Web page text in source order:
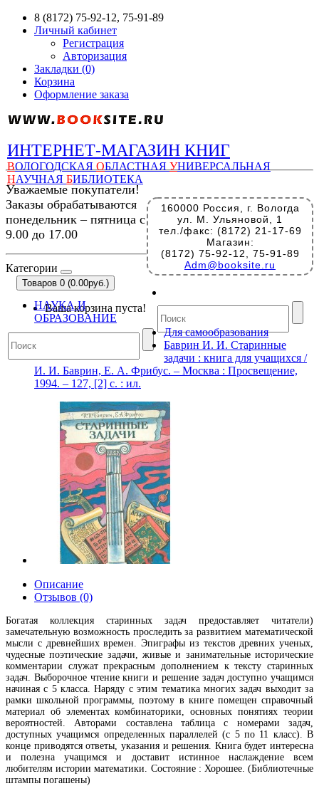
8 (8172) 75-92-12, 75-91-89
Личный кабинет
Регистрация
Авторизация
Закладки (0)
Корзина
Оформление заказа
ИНТЕРНЕТ-МАГАЗИН КНИГ
ВОЛОГОДСКАЯ ОБЛАСТНАЯ УНИВЕРСАЛЬНАЯ
НАУЧНАЯ БИБЛИОТЕКА
160000 Россия, г. Вологда
ул. М. Ульяновой, 1
тел./факс: (8172) 21-17-69
Магазин:
(8172) 75-92-12, 75-91-89
Adm@booksite.ru
Уважаемые покупатели!
Заказы обрабатываются
понедельник – пятница с
9.00 до 17.00
Категории
Товаров 0 (0.00руб.)
Ваша корзина пуста!
НАУКА И
ОБРАЗОВАНИЕ
Для самообразования
Баврин И. И. Старинные
задачи : книга для учащихся /
И. И. Баврин, Е. А. Фрибус. – Москва : Просвещение,
1994. – 127, [2] с. : ил.
Описание
Отзывов (0)
Богатая коллекция старинных задач предоставляет читатели)
замечательную возможность проследить за развитием математической
мысли с древнейших времен. Эпиграфы из текстов древних ученых,
чудесные поэтические задачи, живые и занимательные исторические
комментарии служат прекрасным дополнением к тексту старинных
задач. Выборочное чтение книги и решение задач доступно учащимся
начиная с 5 класса. Наряду с этим тематика многих задач выходит за
рамки школьной программы, поэтому в книге помещен справочный
материал об элементах комбинаторики, основных понятиях теории
вероятностей. Авторами составлена таблица с номерами задач,
доступных учащимся определенных параллелей (с 5 по 11 класс). В
конце приводятся ответы, указания и решения. Книга будет интересна
и полезна учащимся и доставит истинное наслаждение всем
любителям истории математики. Состояние : Хорошее. (Библиотечные
штампы погашены)